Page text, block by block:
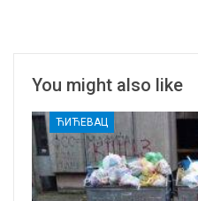
You might also like
ЋИЋЕВАЦ